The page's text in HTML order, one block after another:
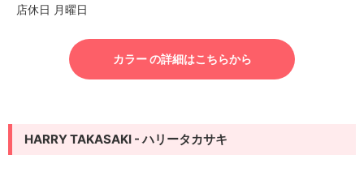
店休日 月曜日
カラー の詳細はこちらから
HARRY TAKASAKI - ハリータカサキ